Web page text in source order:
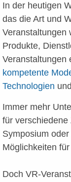
In der heutigen
das die Art und
Veranstaltungen
Produkte,
Veranstaltungen
kompetente
Technologien
Immer mehr
für
Symposium
Möglichkeiten
Doch VR-